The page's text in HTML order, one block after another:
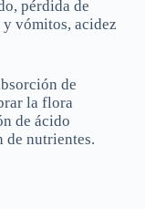
pérdida de
vómitos, acidez
de
la flora
de ácido
de nutrientes.